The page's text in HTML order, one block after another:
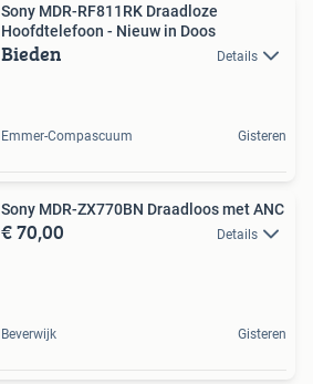
Sony MDR-RF811RK Draadloze
Hoofdtelefoon - Nieuw in Doos
Bieden Details
Emmer-Compascuum Gisteren
Sony MDR-ZX770BN Draadloos met ANC
€ 70,00 Details
Beverwijk Gisteren